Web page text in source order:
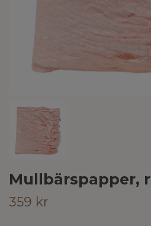
Mullbärspapper,
359 kr